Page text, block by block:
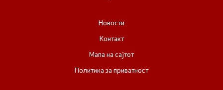
Новости
Контакт
Мапа на сајтот
Политика за приватност